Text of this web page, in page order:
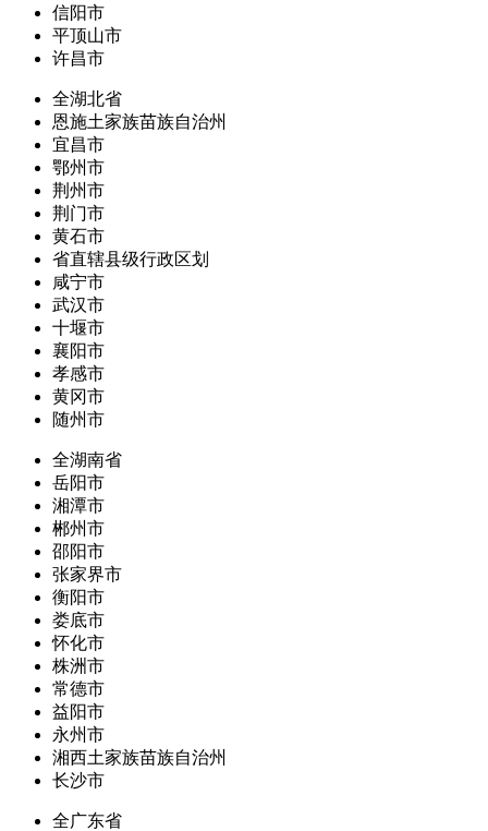
信阳市
平顶山市
许昌市
全湖北省
恩施土家族苗族自治州
宜昌市
鄂州市
荆州市
荆门市
黄石市
省直辖县级行政区划
咸宁市
武汉市
十堰市
襄阳市
孝感市
黄冈市
随州市
全湖南省
岳阳市
湘潭市
郴州市
邵阳市
张家界市
衡阳市
娄底市
怀化市
株洲市
常德市
益阳市
永州市
湘西土家族苗族自治州
长沙市
全广东省